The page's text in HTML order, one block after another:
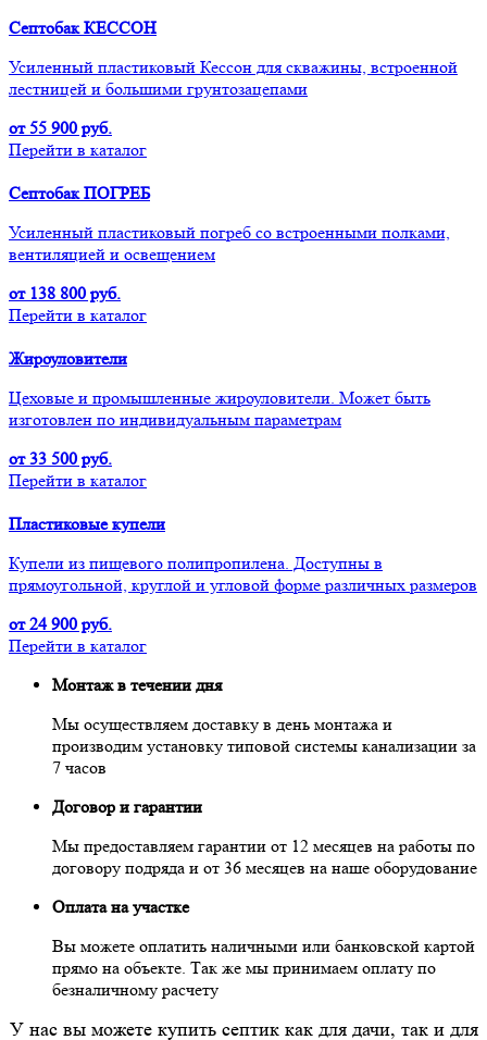
Септобак КЕССОН
Усиленный пластиковый Кессон для скважины, встроенной
лестницей и большими грунтозацепами
от 55 900 руб.
Перейти в каталог
Септобак ПОГРЕБ
Усиленный пластиковый погреб со встроенными полками,
вентиляцией и освещением
от 138 800 руб.
Перейти в каталог
Жироуловители
Цеховые и промышленные жироуловители. Может быть
изготовлен по индивидуальным параметрам
от 33 500 руб.
Перейти в каталог
Пластиковые купели
Купели из пищевого полипропилена. Доступны в
прямоугольной, круглой и угловой форме различных размеров
от 24 900 руб.
Перейти в каталог
Монтаж в течении дня
Мы осуществляем доставку в день монтажа и
производим установку типовой системы канализации за
7 часов
Договор и гарантии
Мы предоставляем гарантии от 12 месяцев на работы по
договору подряда и от 36 месяцев на наше оборудование
Оплата на участке
Вы можете оплатить наличными или банковской картой
прямо на объекте. Так же мы принимаем оплату по
безналичному расчету
У нас вы можете купить септик как для дачи, так и для